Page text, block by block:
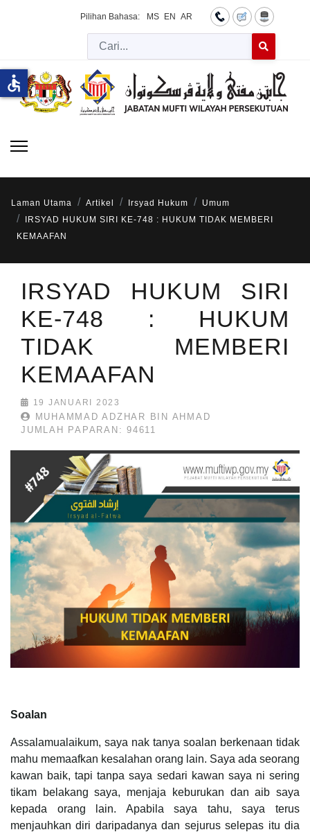
Pilihan Bahasa: MS EN AR
Cari
Laman Utama Artikel Irsyad Hukum
Umum
IRSYAD HUKUM SIRI KE-748 : HUKUM TIDAK MEMBERI
KEMAAFAN
IRSYAD HUKUM SIRI
KE-748 : HUKUM
TIDAK MEMBERI
KEMAAFAN
19 JANUARI 2023
MUHAMMAD ADZHAR BIN AHMAD
JUMLAH PAPARAN: 94611
Soalan
Assalamualaikum, saya nak tanya soalan berkenaan tidak
mahu memaafkan kesalahan orang lain. Saya ada seorang
kawan baik, tapi tanpa saya sedari kawan saya ni sering
tikam belakang saya, menjaja keburukan dan aib saya
kepada orang lain. Apabila saya tahu, saya terus
menjauhkan diri daripadanya dan sejurus selepas itu dia
accessible